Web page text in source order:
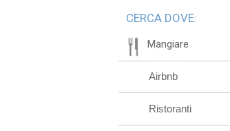
CERCA DOVE:
Mangiare
Airbnb
Ristoranti